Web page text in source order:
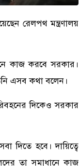
রেলপথ মন্ত্রণালয়
কাজ করবে সরকার।
এসব কথা বলেন।
দিকেও সরকার
দিতে হবে। দায়িত্বে
তা সমাধানে কাজ